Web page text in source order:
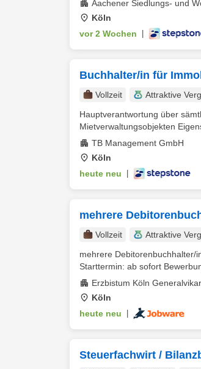
Aachener Siedlungs- und
Köln
vor 2 Wochen
Buchhalter/in für
Vollzeit
Attraktive
Hauptverantwortung über
Mietverwaltungsobjekten
TB Management GmbH
Köln
heute neu
mehrere
Vollzeit Attraktive
mehrere Debitorenbuchhalter/
Starttermin: ab sofort
Erzbistum Köln
Köln
heute neu
Steuerfachwirt /